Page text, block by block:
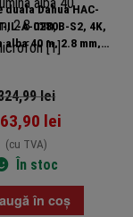
duala Dahua HAC-
IL-A-0280B-S2, 4K,
alba 40 m, 2.8 mm,
microfon
lei
lei
(cu TVA)
În stoc
în coș